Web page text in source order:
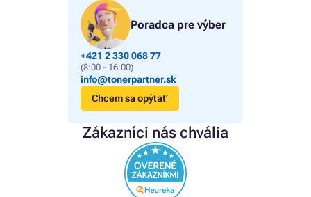
Poradca pre výber
+421 2 330 068 77
(8:00 - 16:00)
info@tonerpartner.sk
Chcem sa opýtať
Zákazníci nás chvália